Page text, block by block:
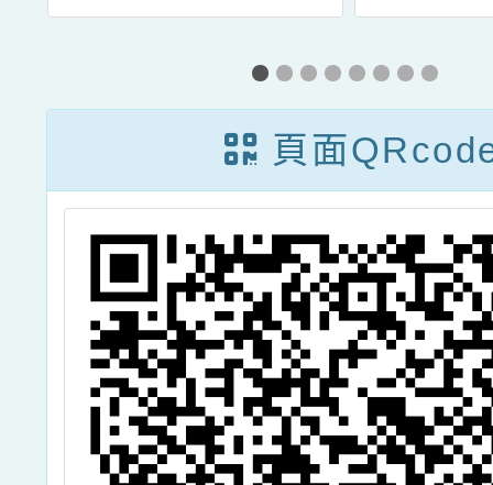
童課後照顧服務
人員職前180小
時訓練第20期」
招生資訊，敬請
協助公告周知，
並鼓勵相關人員
踴躍報名參加，
請查照。
音高
園市
國際
程方
畫
頁面